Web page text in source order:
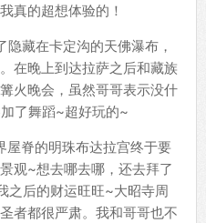
真的超想体验的！
藏在卡定沟的天佛瀑布，
在晚上到达拉萨之后和藏族
火晚会，虽然哥哥表示没什
了舞蹈~超好玩的~
屋脊的明珠布达拉宫终于要
观~想去哪去哪，还去拜了
之后的财运旺旺~大昭寺周
者都很严肃。我和哥哥也不